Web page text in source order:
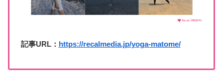
記事URL： https://recalmedia.jp/yoga-matome/